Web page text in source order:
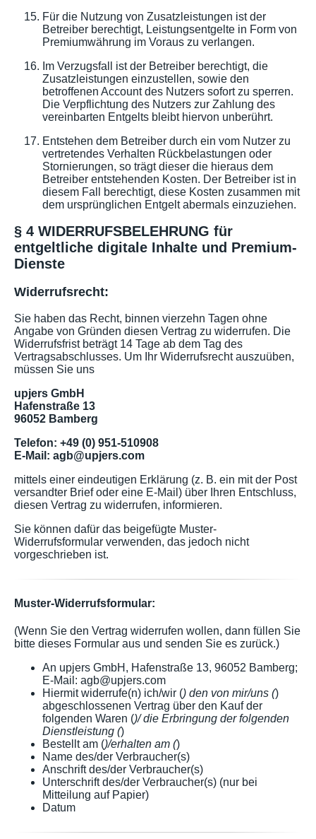
Für die Nutzung von Zusatzleistungen ist der
Betreiber berechtigt, Leistungsentgelte in Form von
Premiumwährung im Voraus zu verlangen.
Im Verzugsfall ist der Betreiber berechtigt, die
Zusatzleistungen einzustellen, sowie den
betroffenen Account des Nutzers sofort zu sperren.
Die Verpflichtung des Nutzers zur Zahlung des
vereinbarten Entgelts bleibt hiervon unberührt.
Entstehen dem Betreiber durch ein vom Nutzer zu
vertretendes Verhalten Rückbelastungen oder
Stornierungen, so trägt dieser die hieraus dem
Betreiber entstehenden Kosten. Der Betreiber ist in
diesem Fall berechtigt, diese Kosten zusammen mit
dem ursprünglichen Entgelt abermals einzuziehen.
§ 4 WIDERRUFSBELEHRUNG für
entgeltliche digitale Inhalte und Premium-
Dienste
Widerrufsrecht:
Sie haben das Recht, binnen vierzehn Tagen ohne
Angabe von Gründen diesen Vertrag zu widerrufen. Die
Widerrufsfrist beträgt 14 Tage ab dem Tag des
Vertragsabschlusses. Um Ihr Widerrufsrecht auszuüben,
müssen Sie uns
upjers GmbH
Hafenstraße 13
96052 Bamberg
Telefon: +49 (0) 951-510908
E-Mail: agb@upjers.com
mittels einer eindeutigen Erklärung (z. B. ein mit der Post
versandter Brief oder eine E-Mail) über Ihren Entschluss,
diesen Vertrag zu widerrufen, informieren.
Sie können dafür das beigefügte Muster-
Widerrufsformular verwenden, das jedoch nicht
vorgeschrieben ist.
Muster-Widerrufsformular:
(Wenn Sie den Vertrag widerrufen wollen, dann füllen Sie
bitte dieses Formular aus und senden Sie es zurück.)
An upjers GmbH, Hafenstraße 13, 96052 Bamberg;
E-Mail: agb@upjers.com
Hiermit widerrufe(n) ich/wir () den von mir/uns ()
abgeschlossenen Vertrag über den Kauf der
folgenden Waren ()/ die Erbringung der folgenden
Dienstleistung ()
Bestellt am ()/erhalten am ()
Name des/der Verbraucher(s)
Anschrift des/der Verbraucher(s)
Unterschrift des/der Verbraucher(s) (nur bei
Mitteilung auf Papier)
Datum